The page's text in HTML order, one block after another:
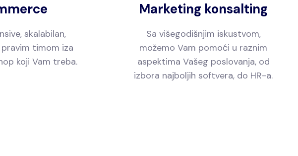
skalabilan,
timom iza
koji Vam treba.
Marketing konsalting
Sa višegodišnjim iskustvom,
možemo Vam pomoći u raznim
aspektima Vašeg poslovanja, od
izbora najboljih softvera, do HR-a.